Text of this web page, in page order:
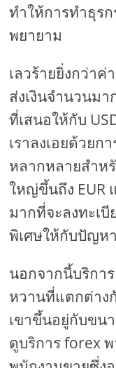
ทำให้การทำธุร
พยายาม
เลวร้ายยิ่งกว่าค่
ส่งเงินจำนวนม
ที่เสนอให้กับ
เราลงเอยด้วยก
หลากหลายสำห
ใหญ่ขึ้นถึง EUR
มากที่จะลงทะเ
พิเศษให้กับปัญห
นอกจากนี้บริกา
หวานที่แตกต่าง
เขาขึ้นอยู่กับขน
ดูบริการ forex